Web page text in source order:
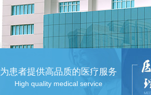
为患者提供高品质的医疗服务
High quality medical service